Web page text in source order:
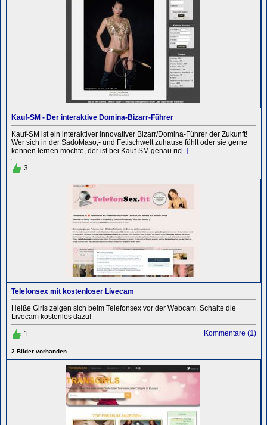
Kauf-SM - Der interaktive Domina-Bizarr-Führer
Kauf-SM ist ein interaktiver innovativer Bizarr/Domina-Führer der Zukunft!
Wer sich in der SadoMaso,- und Fetischwelt zuhause fühlt oder sie gerne
kennen lernen möchte, der ist bei Kauf-SM genau ric[..]
3
Telefonsex mit kostenloser Livecam
Heiße Girls zeigen sich beim Telefonsex vor der Webcam. Schalte die
Livecam kostenlos dazu!
1 Kommentare (1)
2 Bilder vorhanden